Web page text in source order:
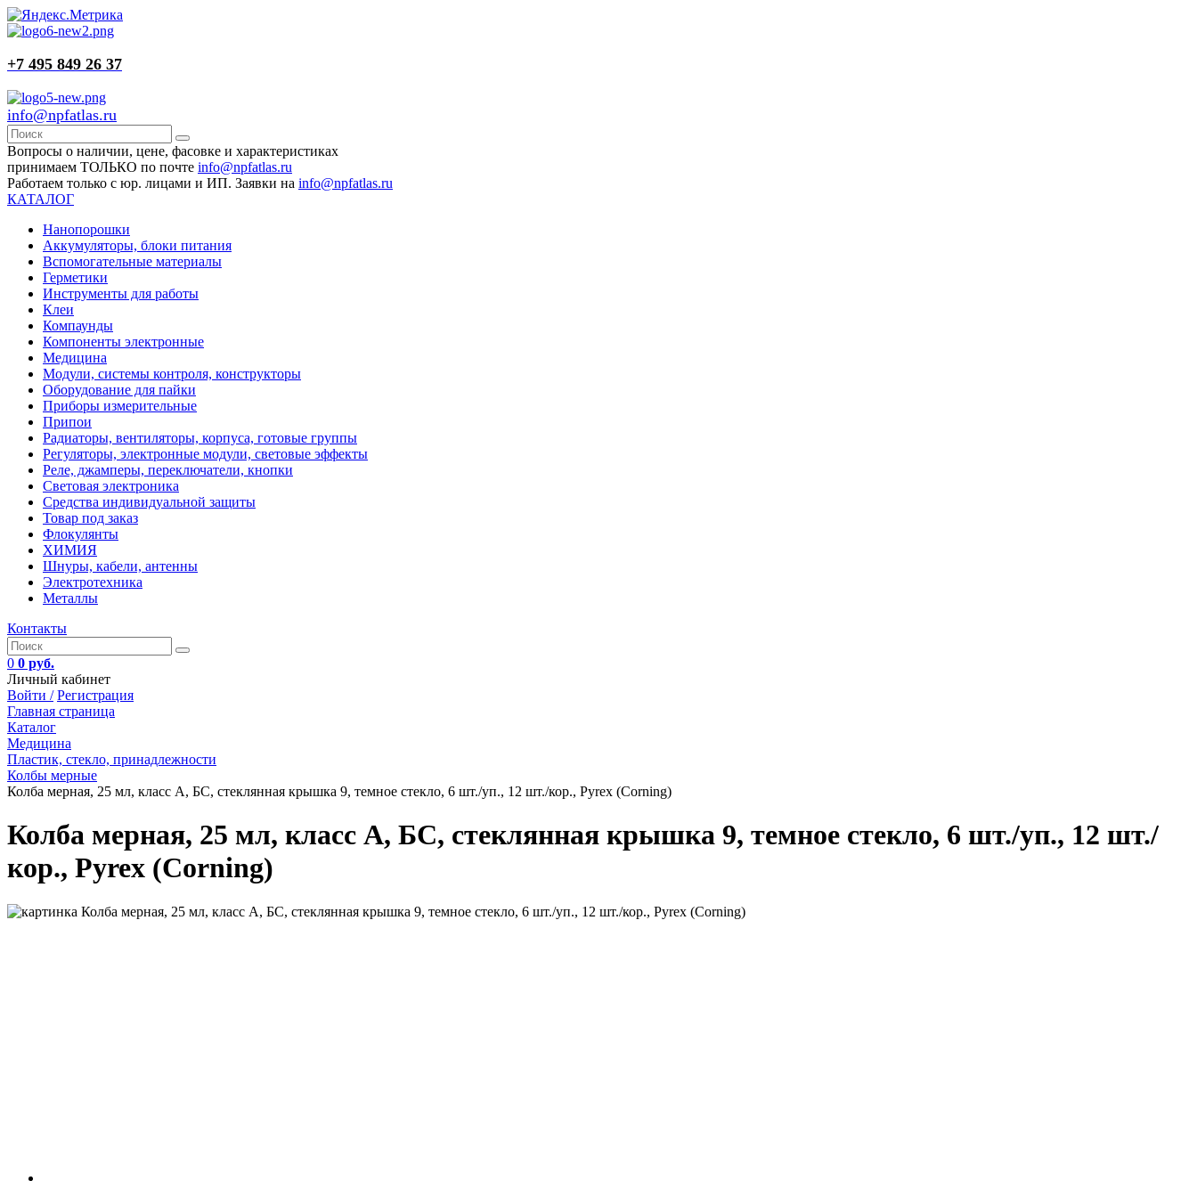
+7 495 849 26 37
info@npfatlas.ru
Вопросы о наличии, цене, фасовке и характеристиках
принимаем ТОЛЬКО по почте info@npfatlas.ru
Работаем только с юр. лицами и ИП. Заявки на info@npfatlas.ru
КАТАЛОГ
Нанопорошки
Аккумуляторы, блоки питания
Вспомогательные материалы
Герметики
Инструменты для работы
Клеи
Компаунды
Компоненты электронные
Медицина
Модули, системы контроля, конструкторы
Оборудование для пайки
Приборы измерительные
Припои
Радиаторы, вентиляторы, корпуса, готовые группы
Регуляторы, электронные модули, световые эффекты
Реле, джамперы, переключатели, кнопки
Световая электроника
Средства индивидуальной защиты
Товар под заказ
Флокулянты
ХИМИЯ
Шнуры, кабели, антенны
Электротехника
Металлы
Контакты
0 0 руб.
Личный кабинет
Войти / Регистрация
Главная страница
Каталог
Медицина
Пластик, стекло, принадлежности
Колбы мерные
Колба мерная, 25 мл, класс А, БС, стеклянная крышка 9, темное стекло, 6 шт./уп., 12 шт./кор., Pyrex (Corning)
Колба мерная, 25 мл, класс А, БС, стеклянная крышка 9, темное стекло, 6 шт./уп., 12 шт./
кор., Pyrex (Corning)